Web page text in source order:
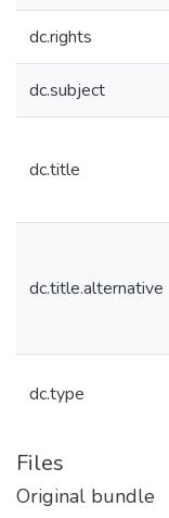
dc.rights
dc.subject
dc.title
dc.title.alternative
dc.type
Files
Original bundle